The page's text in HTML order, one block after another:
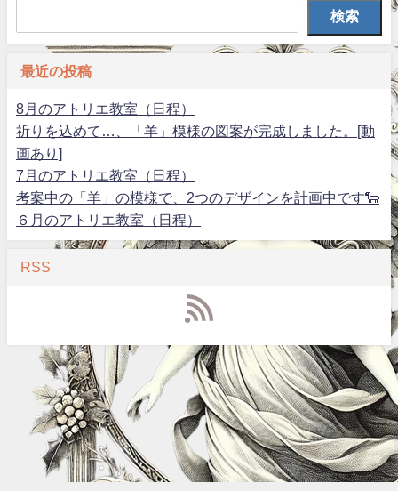
検索
最近の投稿
8月のアトリエ教室（日程）
祈りを込めて…、「羊」模様の図案が完成しました。[動
画あり]
7月のアトリエ教室（日程）
考案中の「羊」の模様で、2つのデザインを計画中です🐑
６月のアトリエ教室（日程）
RSS